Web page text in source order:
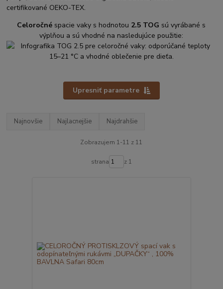
certifikované OEKO-TEX.
Celoročné spacie vaky s hodnotou 2.5 TOG sú vyrábané s
výplňou a sú vhodné na nasledujúce použitie:
Upresniť parametre
Najnovšie Najlacnejšie Najdrahšie
Zobrazujem 1-11 z 11
strana z 1